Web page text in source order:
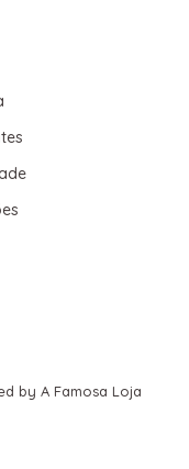
by A Famosa Loja